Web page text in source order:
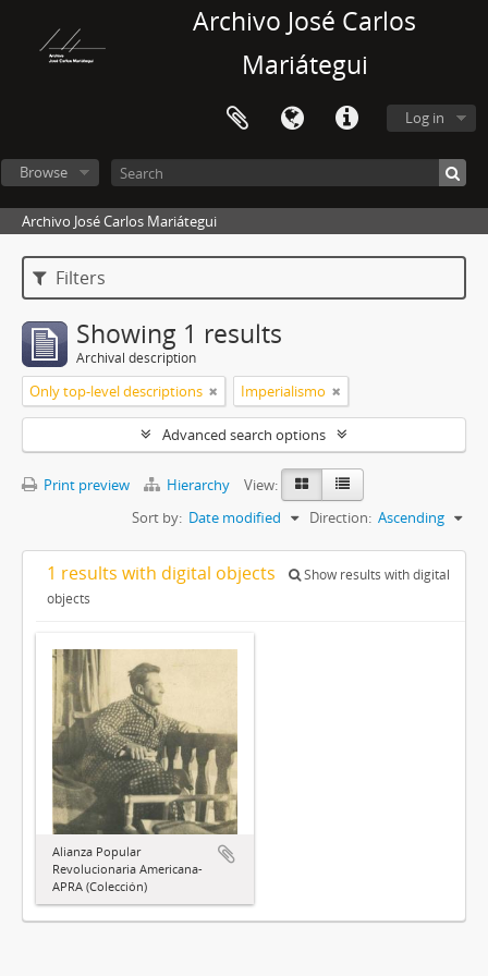
Archivo José Carlos
Mariátegui
Log in
Browse
Archivo José Carlos Mariátegui
Filters
Showing 1 results
Archival description
Only top-level descriptions Imperialismo
Advanced search options
Print preview Hierarchy
View:
Sort by: Date modified Direction: Ascending
1 results with digital objects
Show results with digital
objects
Alianza Popular
Revolucionaria Americana-
APRA (Colección)